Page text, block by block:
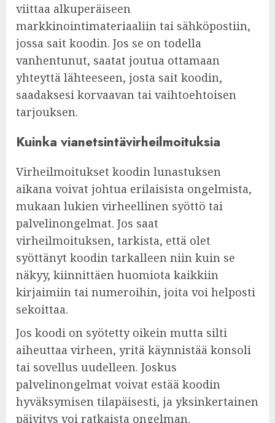
viittaa alkuperäiseen
markkinointimateriaaliin tai sähköpostiin,
jossa sait koodin. Jos se on todella
vanhentunut, saatat joutua ottamaan
yhteyttä lähteeseen, josta sait koodin,
saadaksesi korvaavan tai vaihtoehtoisen
tarjouksen.
Kuinka vianetsintävirheilmoituksia
Virheilmoitukset koodin lunastuksen
aikana voivat johtua erilaisista ongelmista,
mukaan lukien virheellinen syöttö tai
palvelinongelmat. Jos saat
virheilmoituksen, tarkista, että olet
syöttänyt koodin tarkalleen niin kuin se
näkyy, kiinnittäen huomiota kaikkiin
kirjaimiin tai numeroihin, joita voi helposti
sekoittaa.
Jos koodi on syötetty oikein mutta silti
aiheuttaa virheen, yritä käynnistää konsoli
tai sovellus uudelleen. Joskus
palvelinongelmat voivat estää koodin
hyväksymisen tilapäisesti, ja yksinkertainen
päivitys voi ratkaista ongelman.